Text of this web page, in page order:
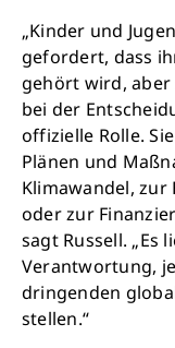
„Kinder und
gefordert, dass
gehört wird,
bei der
offizielle Rolle.
Plänen und
Klimawandel, zur
oder zur
sagt Russell. „Es
Verantwortung,
dringenden
stellen.“